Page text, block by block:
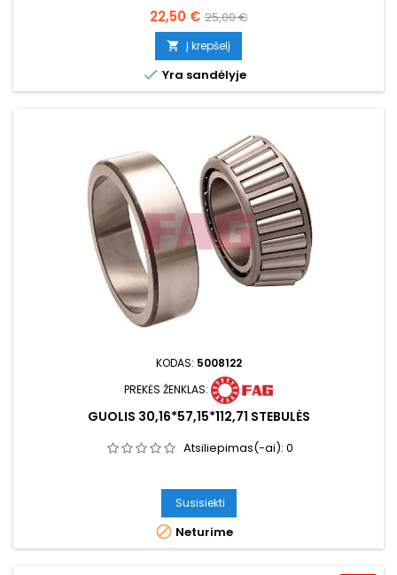
Kaina
22,50 € Bazinė
kaina
25,00 €
 Į krepšelį
 Yra sandėlyje
KODAS: 5008122
PREKĖS ŽENKLAS:
GUOLIS 30,16*57,15*112,71 STEBULĖS
Atsiliepimas(-ai): 0
Susisiekti
 Neturime